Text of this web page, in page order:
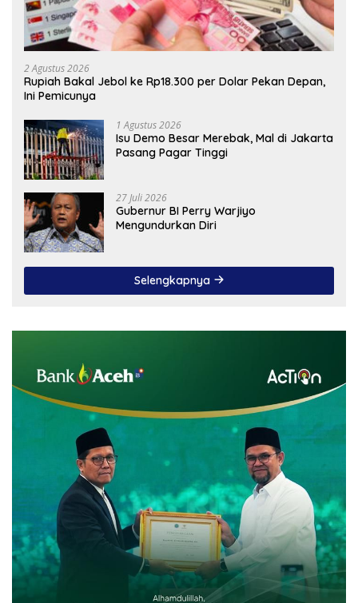
2 Agustus 2026
Rupiah Bakal Jebol ke Rp18.300 per Dolar Pekan Depan,
Ini Pemicunya
1 Agustus 2026
Isu Demo Besar Merebak, Mal di Jakarta
Pasang Pagar Tinggi
27 Juli 2026
Gubernur BI Perry Warjiyo
Mengundurkan Diri
Selengkapnya